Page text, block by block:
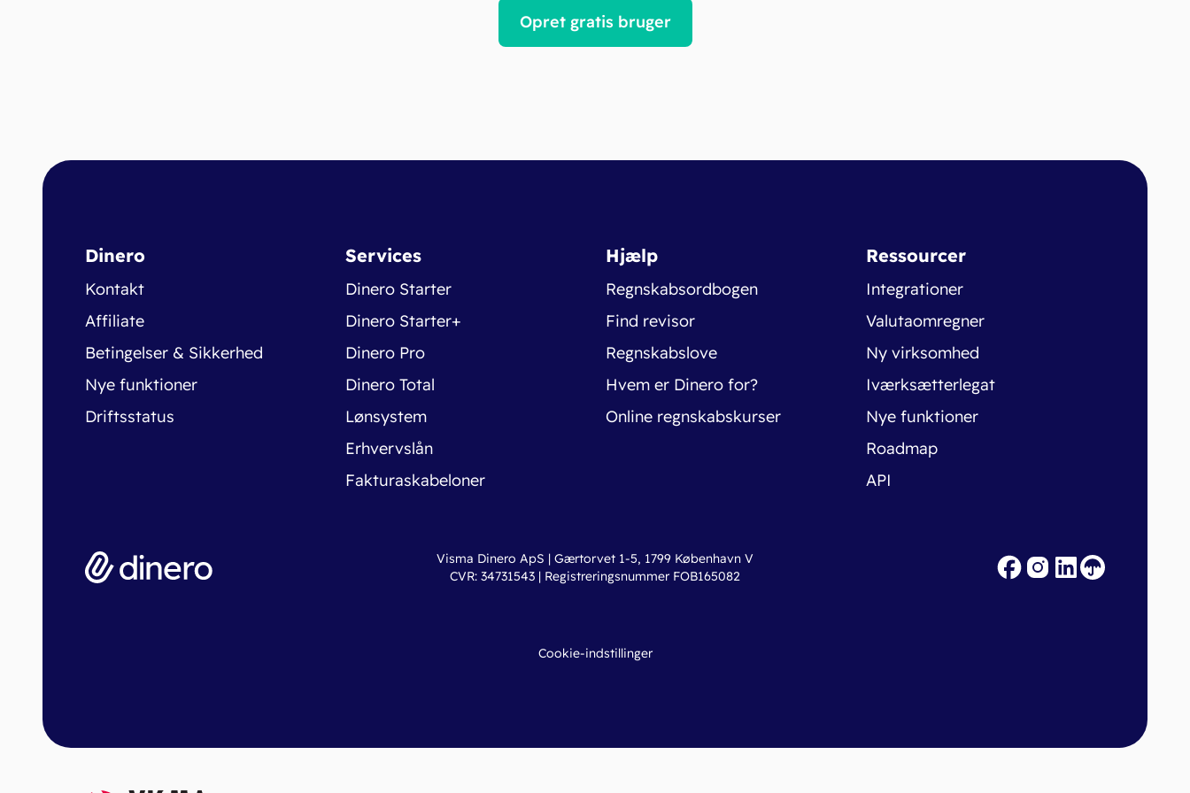
Opret gratis bruger
Dinero
Kontakt
Affiliate
Betingelser & Sikkerhed
Nye funktioner
Driftsstatus
Services
Dinero Starter
Dinero Starter+
Dinero Pro
Dinero Total
Lønsystem
Erhvervslån
Fakturaskabeloner
Hjælp
Regnskabsordbogen
Find revisor
Regnskabslove
Hvem er Dinero for?
Online regnskabskurser
Ressourcer
Integrationer
Valutaomregner
Ny virksomhed
Iværksætterlegat
Nye funktioner
Roadmap
API
Visma Dinero ApS | Gærtorvet 1-5, 1799 København V
CVR: 34731543 | Registreringsnummer FOB165082
Cookie-indstillinger